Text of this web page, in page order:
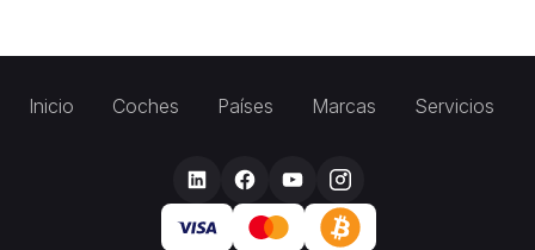
Inicio Coches Países Marcas Servicios